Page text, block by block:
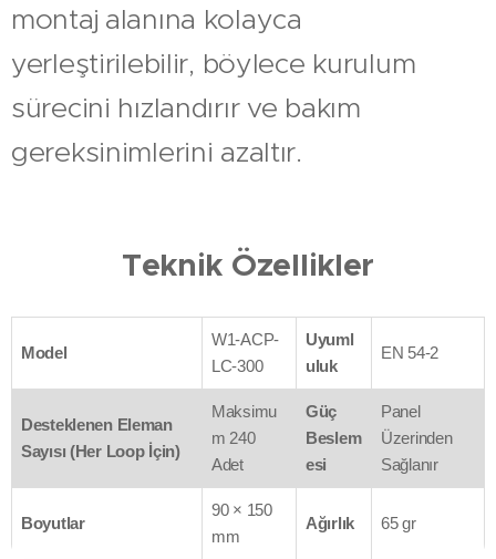
montaj alanına kolayca
yerleştirilebilir, böylece kurulum
sürecini hızlandırır ve bakım
gereksinimlerini azaltır.
Teknik Özellikler
Model
W1-ACP-
LC-300
Uyuml
uluk
EN 54-2
Desteklenen Eleman
Sayısı (Her Loop İçin)
Maksimu
m 240
Adet
Güç
Beslem
esi
Panel
Üzerinden
Sağlanır
Boyutlar
90 × 150
mm
Ağırlık 65 gr